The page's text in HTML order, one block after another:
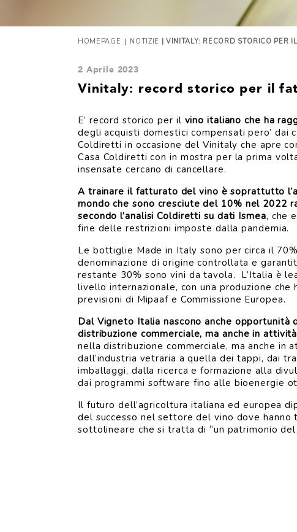
HOMEPAGE | NOTIZIE | VINITALY: RECORD STORICO PER
2 Aprile 2023
Vinitaly: record storico per il
E’ record storico per il vino italiano che ha
degli acquisti domestici compensati pero’ dai
Coldiretti in occasione del Vinitaly che apre
Casa Coldiretti con in mostra per la prima
insensate cercano di cancellare.
A trainare il fatturato del vino è soprattutto
mondo che sono cresciute del 10% nel 2022
secondo l’analisi Coldiretti su dati Ismea, che
fine delle restrizioni imposte dalla pandemia.
Le bottiglie Made in Italy sono per circa il
denominazione di origine controllata e
restante 30% sono vini da tavola. L’Italia è
livello internazionale, con una produzione
previsioni di Mipaaf e Commissione Europea.
Dal Vigneto Italia nascono anche
distribuzione commerciale, ma anche in
nella distribuzione commerciale, ma anche in
dall’industria vetraria a quella dei tappi, dai
imballaggi, dalla ricerca e formazione alla
dai programmi software fino alle bioenergie
Il futuro dell’agricoltura italiana ed europea
del successo nel settore del vino dove
sottolineare che si tratta di “un patrimonio